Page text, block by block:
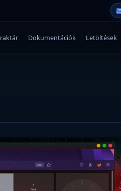
Dokumentációk Letöltések